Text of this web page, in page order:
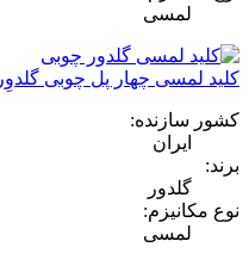
لمسی
کلید لمسی چهار پل چوبی گلدوِر
کشور سازنده:
ایران
برند:
گلدور
نوع مکانیزم:
لمسی